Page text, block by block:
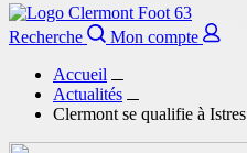
Recherche
Mon compte
Accueil
Actualités
Clermont se qualifie à Istres